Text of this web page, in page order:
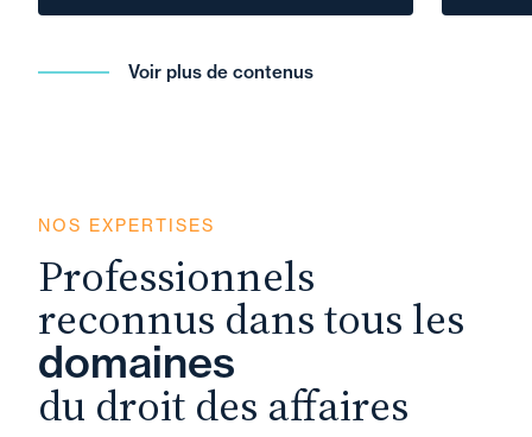
Voir plus de contenus
NOS EXPERTISES
Professionnels
reconnus dans tous les
domaines
du droit des affaires